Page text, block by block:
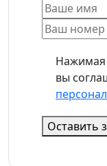
Нажимая
вы
Оставить